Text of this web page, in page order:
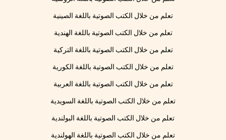
تعلم من خلال الكتب الصوتية باللغة الصينية
تعلم من خلال الكتب الصوتية باللغة الهندية
تعلم من خلال الكتب الصوتية باللغة التركية
تعلم من خلال الكتب الصوتية باللغة الكورية
تعلم من خلال الكتب الصوتية باللغة العربية
تعلم من خلال الكتب الصوتية باللغة السويدية
تعلم من خلال الكتب الصوتية باللغة البولندية
تعلم من خلال الكتب الصوتية باللغة الهولندية